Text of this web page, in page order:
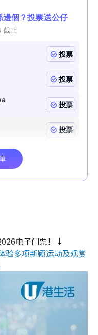
电子门票！↓
验多项新颖运动及观赏